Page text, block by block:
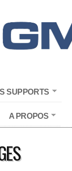
SUPPORTS
A PROPOS